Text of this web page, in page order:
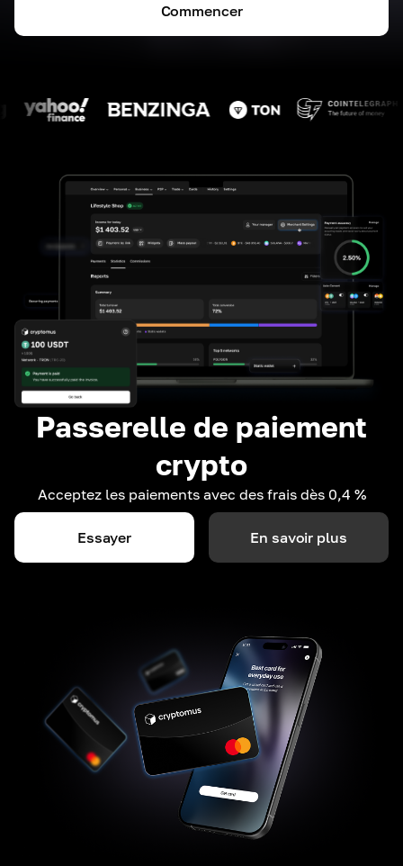
Commencer
Passerelle de paiement
crypto
Acceptez les paiements avec des frais dès 0,4 %
Essayer En savoir plus